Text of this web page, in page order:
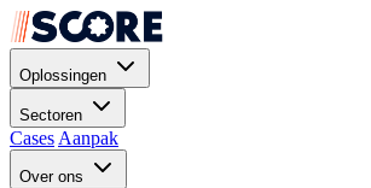
Oplossingen
Sectoren
Cases Aanpak
Over ons